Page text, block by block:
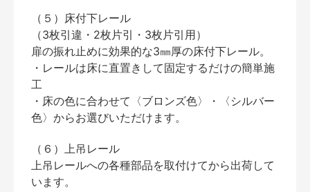
（５）床付下レール
（3枚引違・2枚片引・3枚片引用）
扉の振れ止めに効果的な3㎜厚の床付下レール。
・レールは床に直置きして固定するだけの簡単施
工
・床の色に合わせて〈ブロンズ色〉・〈シルバー
色〉からお選びいただけます。
（６）上吊レール
上吊レールへの各種部品を取付けてから出荷して
います。